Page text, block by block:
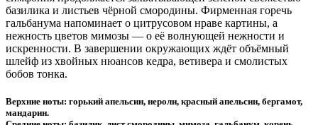
базилика и листьев чёрной смородины. Фирменная горечь
гальбанума напоминает о цитрусовом нраве картины, а
нежность цветов мимозы — о её волнующей нежности и
искренности. В завершении окружающих ждёт объёмный
шлейф из хвойных нюансов кедра, ветивера и смолистых
бобов тонка.
Верхние ноты: горький апельсин, нероли, красный апельсин, бергамот,
мандарин.